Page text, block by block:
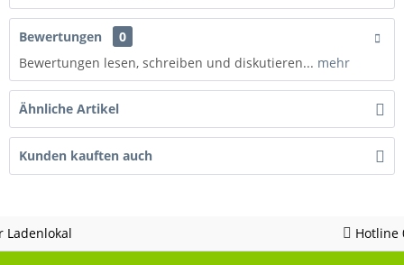
Bewertungen
0
Bewertungen lesen, schreiben und diskutieren... mehr
Ähnliche Artikel
Kunden kauften auch
Hotline 05963 - 982823